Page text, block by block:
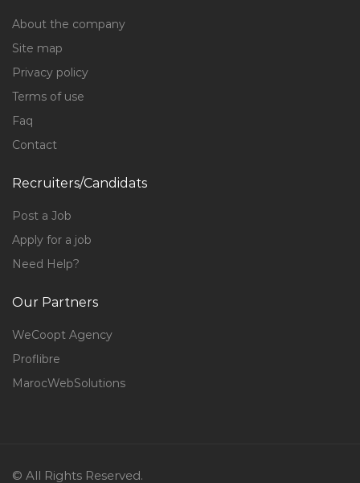
About the company
Site map
Privacy policy
Terms of use
Faq
Contact
Recruiters/Candidats
Post a Job
Apply for a job
Need Help?
Our Partners
WeCoopt Agency
Proflibre
MarocWebSolutions
© All Rights Reserved.